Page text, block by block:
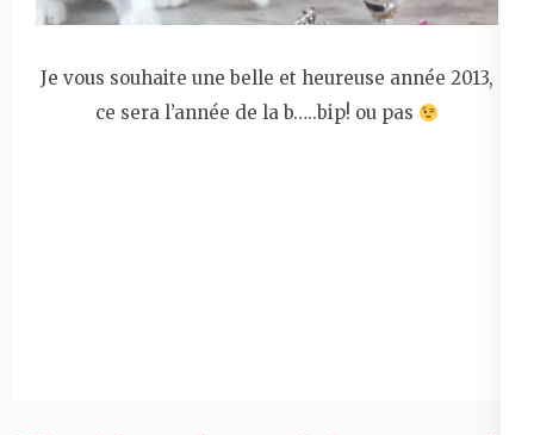
Je vous souhaite une belle et heureuse année 2013,
ce sera l’année de la b…..bip! ou pas